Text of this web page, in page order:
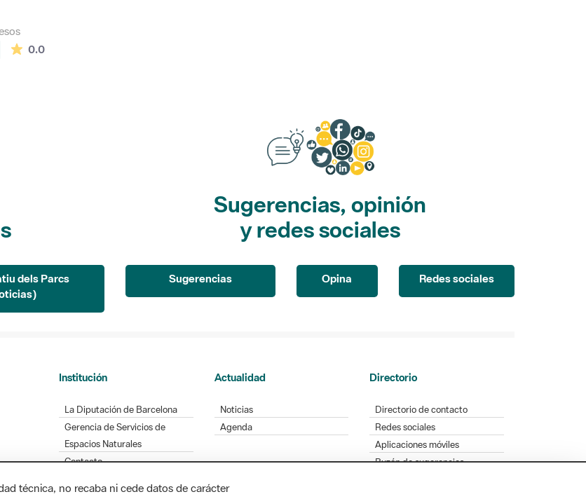
0.0La valoración media es de 0 estrellas de 5.
dels Parcs
Sugerencias, opinión
y redes sociales
Sugerencias Opina Redes sociales
Institución
La Diputación de Barcelona
Gerencia de Servicios de
Espacios Naturales
Contacto
Actualidad
Noticias
Agenda
Directorio
Directorio de contacto
Redes sociales
Aplicaciones móviles
Buzón de sugerencias
técnica, no recaba ni cede datos de carácter